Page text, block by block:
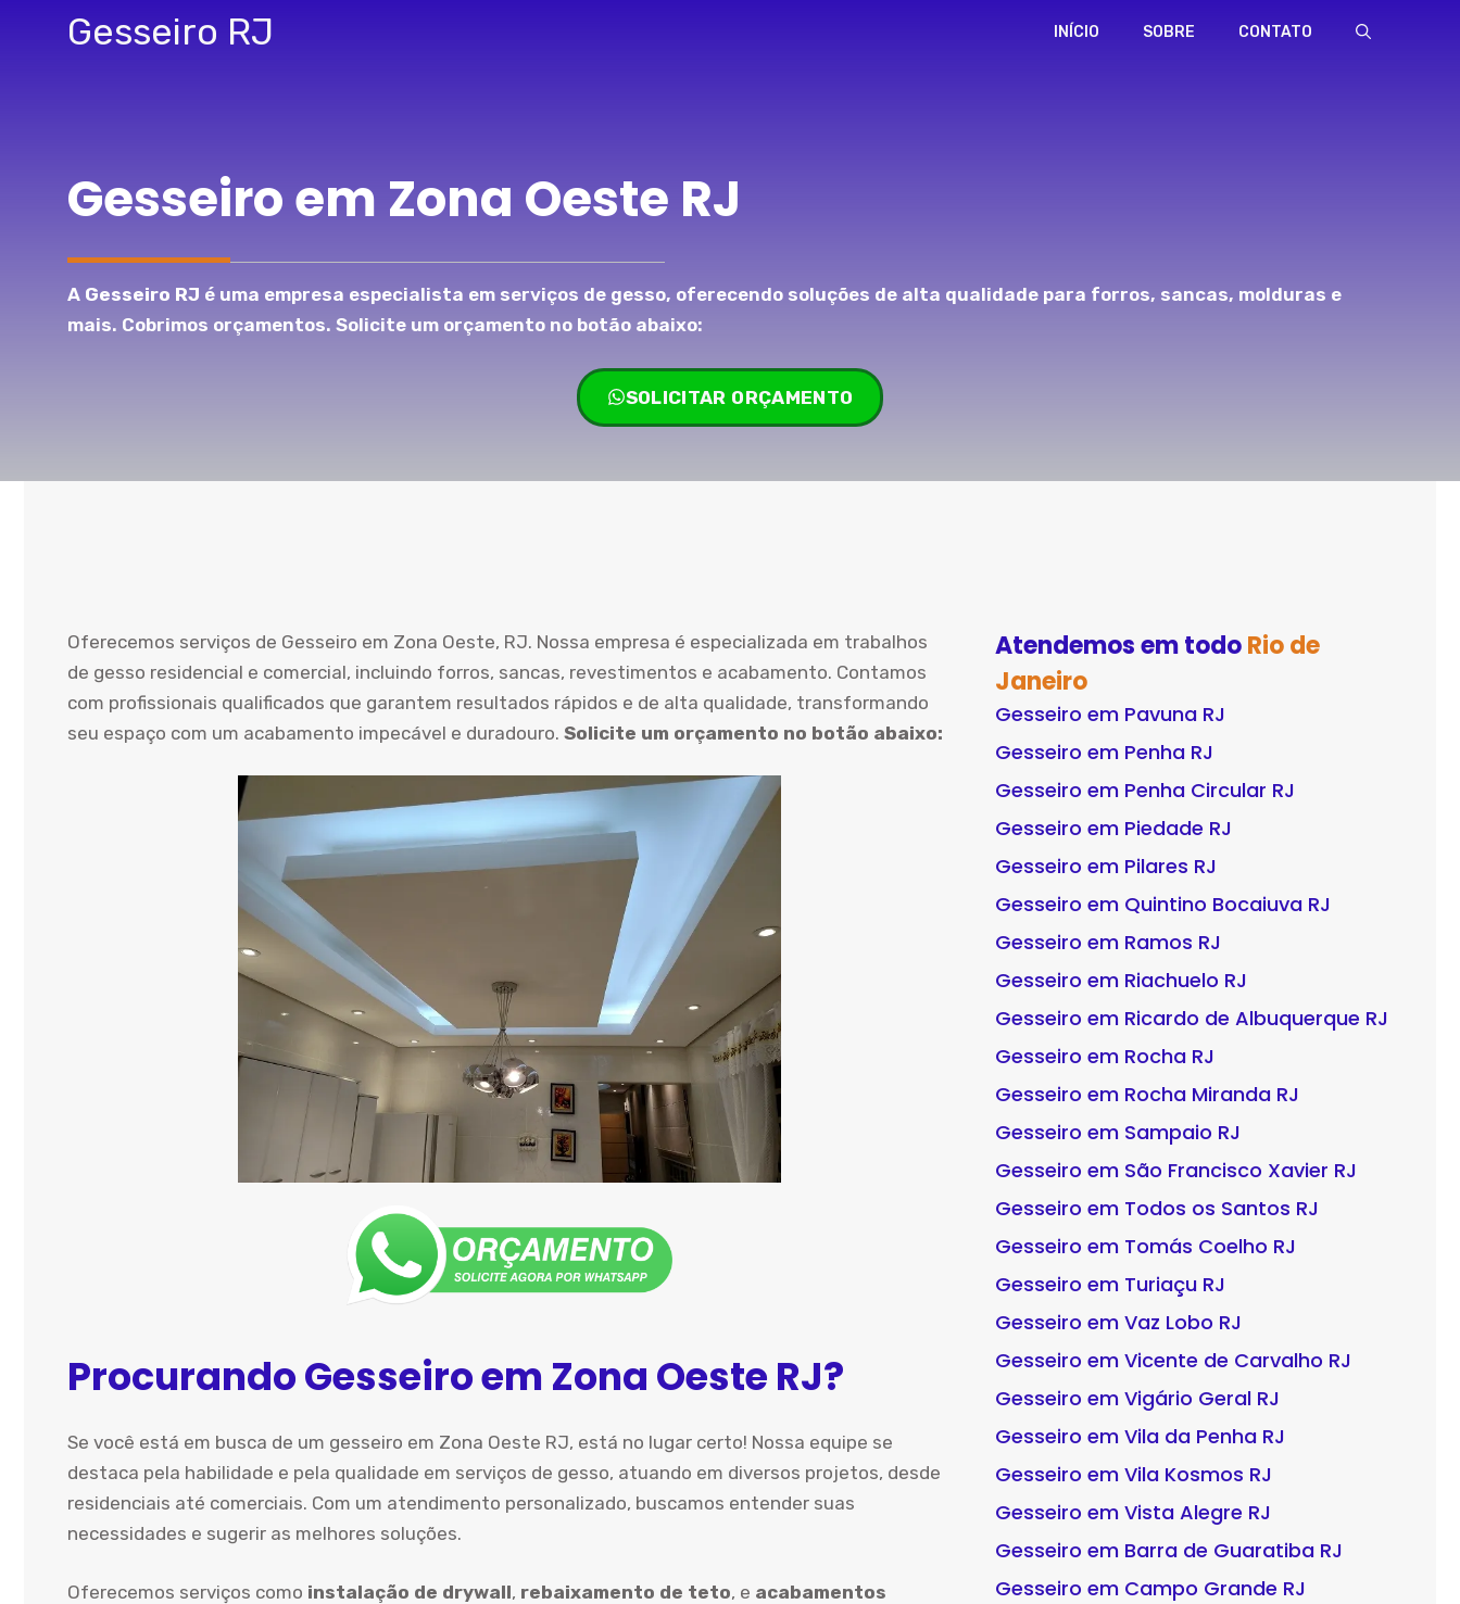
Gesseiro RJ INÍCIO SOBRE CONTATO
Gesseiro em Zona Oeste RJ
A Gesseiro RJ é uma empresa especialista em serviços de gesso, oferecendo soluções de alta qualidade para forros, sancas, molduras e
mais. Cobrimos orçamentos. Solicite um orçamento no botão abaixo:
SOLICITAR ORÇAMENTO
Oferecemos serviços de Gesseiro em Zona Oeste, RJ. Nossa empresa é especializada em trabalhos
de gesso residencial e comercial, incluindo forros, sancas, revestimentos e acabamento. Contamos
com profissionais qualificados que garantem resultados rápidos e de alta qualidade, transformando
seu espaço com um acabamento impecável e duradouro. Solicite um orçamento no botão abaixo:
Procurando Gesseiro em Zona Oeste RJ?
Se você está em busca de um gesseiro em Zona Oeste RJ, está no lugar certo! Nossa equipe se
destaca pela habilidade e pela qualidade em serviços de gesso, atuando em diversos projetos, desde
residenciais até comerciais. Com um atendimento personalizado, buscamos entender suas
necessidades e sugerir as melhores soluções.
Oferecemos serviços como instalação de drywall, rebaixamento de teto, e acabamentos
Atendemos em todoRio de
Janeiro
Gesseiro em Pavuna RJ
Gesseiro em Penha RJ
Gesseiro em Penha Circular RJ
Gesseiro em Piedade RJ
Gesseiro em Pilares RJ
Gesseiro em Quintino Bocaiuva RJ
Gesseiro em Ramos RJ
Gesseiro em Riachuelo RJ
Gesseiro em Ricardo de Albuquerque RJ
Gesseiro em Rocha RJ
Gesseiro em Rocha Miranda RJ
Gesseiro em Sampaio RJ
Gesseiro em São Francisco Xavier RJ
Gesseiro em Todos os Santos RJ
Gesseiro em Tomás Coelho RJ
Gesseiro em Turiaçu RJ
Gesseiro em Vaz Lobo RJ
Gesseiro em Vicente de Carvalho RJ
Gesseiro em Vigário Geral RJ
Gesseiro em Vila da Penha RJ
Gesseiro em Vila Kosmos RJ
Gesseiro em Vista Alegre RJ
Gesseiro em Barra de Guaratiba RJ
Gesseiro em Campo Grande RJ